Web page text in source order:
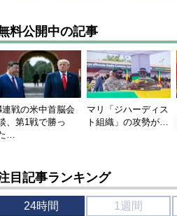
料公開中の記事
連戦の米中首脳会
、第1戦で勝っ
…
マリ「ジハーディス
ト組織」の攻勢が…
目記事ランキング
24時間 1週間